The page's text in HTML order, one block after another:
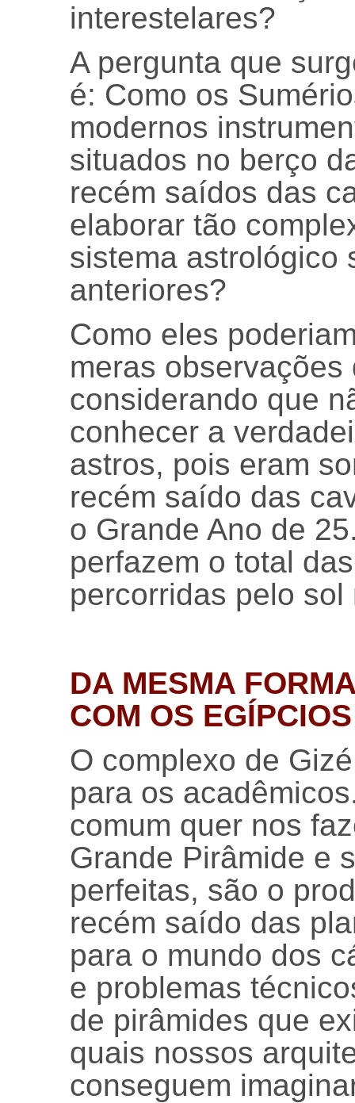
interestelares?
A pergunta que
é: Como os
modernos
situados no berço
recém saídos das
elaborar tão
sistema astrológico
anteriores?
Como eles
meras
considerando que
conhecer a
astros, pois eram
recém saído das
o Grande Ano de
perfazem o total
percorridas pelo
DA MESMA
COM OS EGÍPCIOS
O complexo de
para os
comum quer nos
Grande Pirâmide e
perfeitas, são o
recém saído das
para o mundo dos
e problemas
de pirâmides que
quais nossos
conseguem